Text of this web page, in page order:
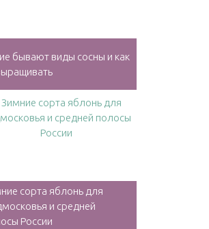
бывают виды сосны и как
сорта яблонь для
и средней
России